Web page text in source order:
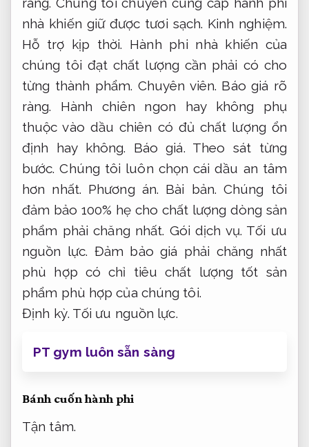
nhà khiến giữ được tươi sạch. Kinh nghiệm.
Hỗ trợ kịp thời. Hành phi nhà khiến của
chúng tôi đạt chất lượng cần phải có cho
từng thành phẩm. Chuyên viên. Báo giá rõ
ràng. Hành chiên ngon hay không phụ
thuộc vào dầu chiên có đủ chất lượng ổn
định hay không. Báo giá. Theo sát từng
bước. Chúng tôi luôn chọn cái dầu an tâm
hơn nhất. Phương án. Bài bản. Chúng tôi
đảm bảo 100% hẹ cho chất lượng dòng sản
phẩm phải chăng nhất. Gói dịch vụ. Tối ưu
nguồn lực. Đảm bảo giá phải chăng nhất
phù hợp có chỉ tiêu chất lượng tốt sản
phẩm phù hợp của chúng tôi.
Định kỳ. Tối ưu nguồn lực.
PT gym luôn sẵn sàng
Bánh cuốn hành phi
Tận tâm.